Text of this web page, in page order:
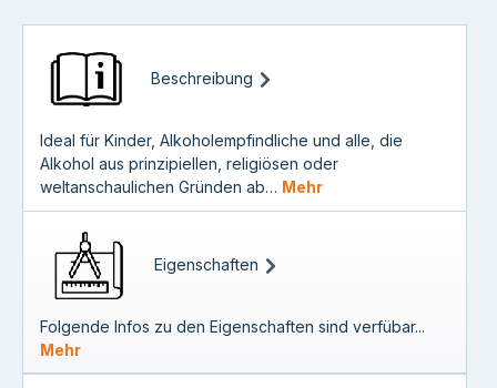
Beschreibung
Ideal für Kinder, Alkoholempfindliche und alle, die
Alkohol aus prinzipiellen, religiösen oder
weltanschaulichen Gründen ab… Mehr
Eigenschaften
Folgende Infos zu den Eigenschaften sind verfübar...
Mehr